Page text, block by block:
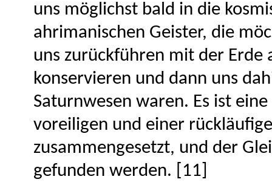
uns möglichst bald in die
ahrimanischen Geister, die
uns zurückführen mit der Erde
konservieren und dann uns
Saturnwesen waren. Es ist
voreiligen und einer
zusammengesetzt, und der
gefunden werden. [11]